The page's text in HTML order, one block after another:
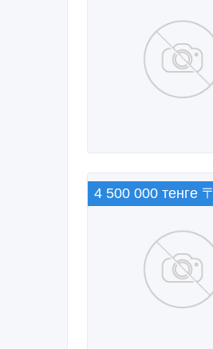
4 500 000 тенге 〒